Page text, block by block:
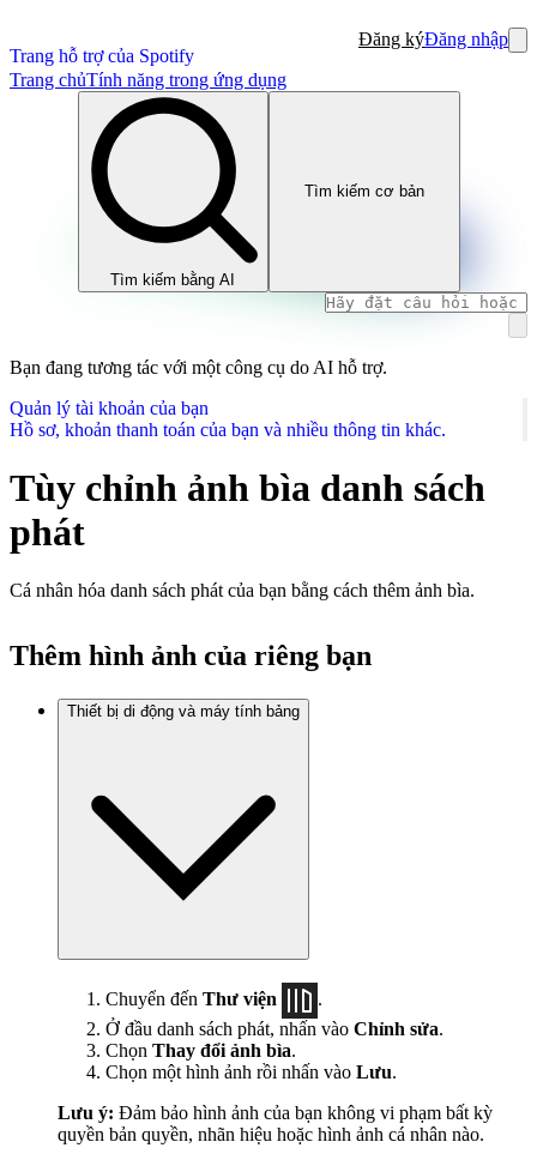
Trang hỗ trợ của Spotify
Đăng kýĐăng nhập
Trang chủTính năng trong ứng dụng
Tìm kiếm bằng AI
Tìm kiếm cơ bản
Bạn đang tương tác với một công cụ do AI hỗ trợ.
Quản lý tài khoản của bạn
Hồ sơ, khoản thanh toán của bạn và nhiều thông tin khác.
Tùy chỉnh ảnh bìa danh sách
phát
Cá nhân hóa danh sách phát của bạn bằng cách thêm ảnh bìa.
Thêm hình ảnh của riêng bạn
Thiết bị di động và máy tính bảng
Chuyển đến Thư viện
.
Ở đầu danh sách phát, nhấn vào Chỉnh sửa.
Chọn Thay đổi ảnh bìa.
Chọn một hình ảnh rồi nhấn vào Lưu.
Lưu ý: Đảm bảo hình ảnh của bạn không vi phạm bất kỳ
quyền bản quyền, nhãn hiệu hoặc hình ảnh cá nhân nào.